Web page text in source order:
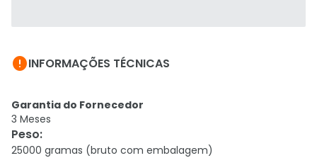
INFORMAÇÕES TÉCNICAS
Garantia do Fornecedor
3 Meses
Peso:
25000 gramas (bruto com embalagem)